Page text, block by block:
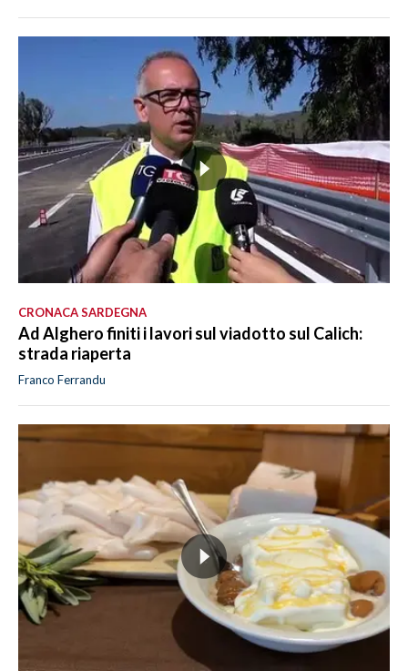
CRONACA SARDEGNA
Ad Alghero finiti i lavori sul viadotto sul Calich:
strada riaperta
Franco Ferrandu